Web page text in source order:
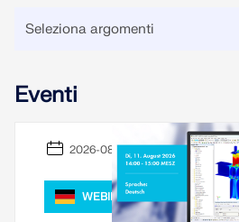
Eventi
2026-08-11
WEBINAR